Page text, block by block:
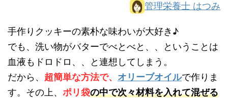
管理栄養士 はつみ
手作りクッキーの素朴な味わいが大好き♪
でも、洗い物がバターでべとべと、、ということは
血液もドロドロ、、と連想してしまう。
だから、 超簡単な方法で、 オリーブオイルで作りま
す。その上、 ポリ袋の中で次々材料を入れて混ぜる